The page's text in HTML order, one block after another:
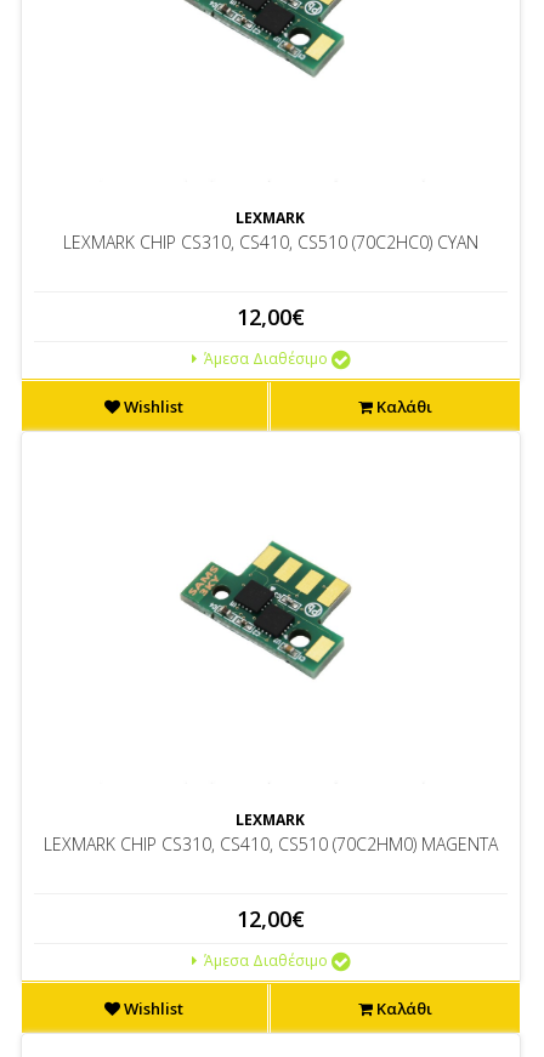
LEXMARK
LEXMARK CHIP CS310, CS410, CS510 (70C2HC0) CYAN
12,00€
Άμεσα Διαθέσιμο
Wishlist Καλάθι
LEXMARK
LEXMARK CHIP CS310, CS410, CS510 (70C2HM0) MAGENTA
12,00€
Άμεσα Διαθέσιμο
Wishlist Καλάθι